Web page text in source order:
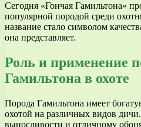
Сегодня «Гончая Гамильтона»
популярной породой среди
название стало символом
она представляет.
Роль и применение
Гамильтона в охоте
Порода Гамильтона имеет
охотой на различных видов
выносливости и отличному